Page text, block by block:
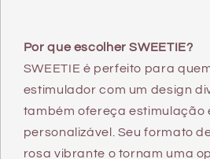
Por que escolher SWEETIE?
SWEETIE é perfeito para
estimulador com um design
também ofereça estimulação
personalizável. Seu formato
rosa vibrante o tornam uma